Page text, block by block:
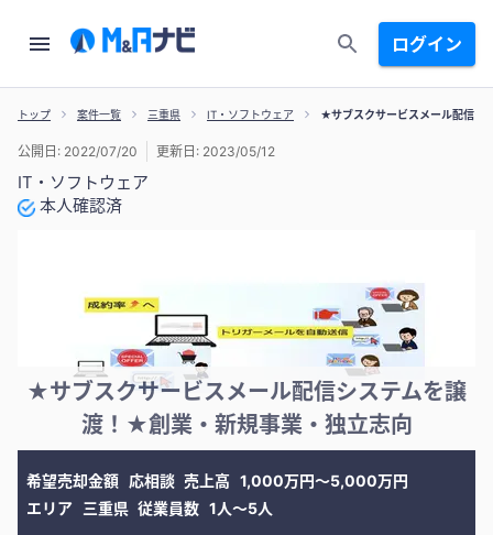
ログイン
トップ 案件一覧 三重県 IT・ソフトウェア ★サブスクサービスメール配信シ
IT・ソフトウェア
本人確認済
公開日: 2022/07/20 更新日: 2023/05/12
★サブスクサービスメール配信システムを譲
渡！★創業・新規事業・独立志向
希望売却金額 応相談 売上高 1,000万円〜5,000万円
エリア 三重県 従業員数 1人〜5人